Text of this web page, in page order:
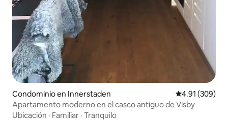
Condominio en Innerstaden Calificación
4.91 (309)
Apartamento moderno en el casco antiguo de Visby
Ubicación · Familiar · Tranquilo